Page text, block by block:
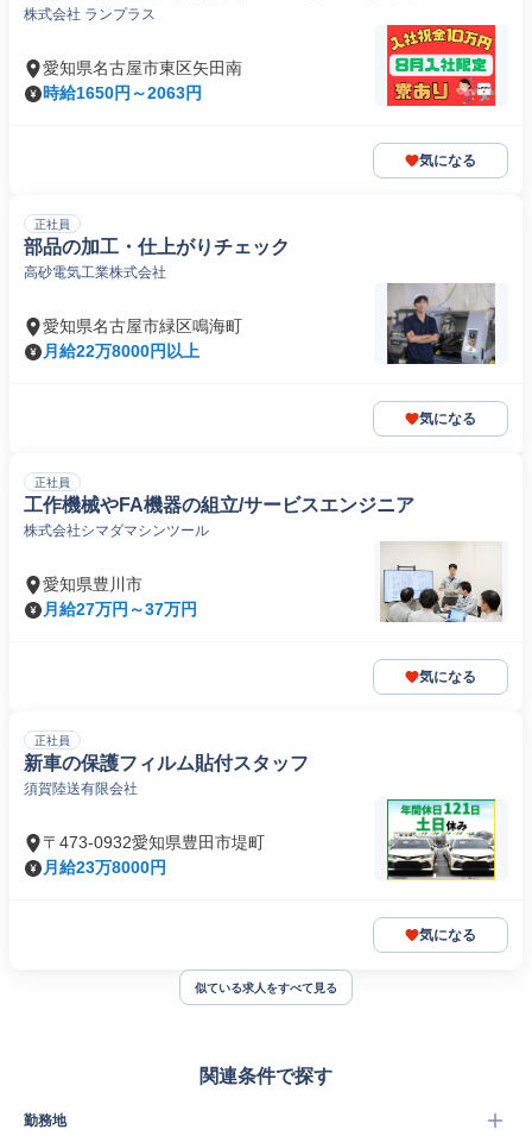
株式会社 ランプラス
愛知県名古屋市東区矢田南
時給1650円～2063円
気になる
正社員
部品の加工・仕上がりチェック
高砂電気工業株式会社
愛知県名古屋市緑区鳴海町
月給22万8000円以上
気になる
正社員
工作機械やFA機器の組立/サービスエンジニア
株式会社シマダマシンツール
愛知県豊川市
月給27万円～37万円
気になる
正社員
新車の保護フィルム貼付スタッフ
須賀陸送有限会社
〒473-0932愛知県豊田市堤町
月給23万8000円
気になる
似ている求人をすべて見る
関連条件で探す
勤務地